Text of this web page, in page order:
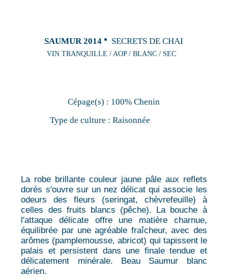
SAUMUR 2014 SECRETS DE CHAI
VIN TRANQUILLE / AOP / BLANC / SEC
Cépage(s) : 100% Chenin
Type de culture : Raisonnée
La robe brillante couleur jaune pâle aux reflets
dorés s'ouvre sur un nez délicat qui associe les
odeurs des fleurs (seringat, chèvrefeuille) à
celles des fruits blancs (pêche). La bouche à
l'attaque délicate offre une matière charnue,
équilibrée par une agréable fraîcheur, avec des
arômes (pamplemousse, abricot) qui tapissent le
palais et persistent dans une finale tendue et
délicatement minérale. Beau Saumur blanc
aérien.